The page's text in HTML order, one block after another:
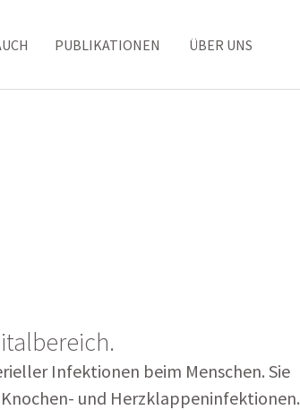
PUBLIKATIONEN ÜBER UNS
Infektionen beim Menschen. Sie
und Herzklappeninfektionen.